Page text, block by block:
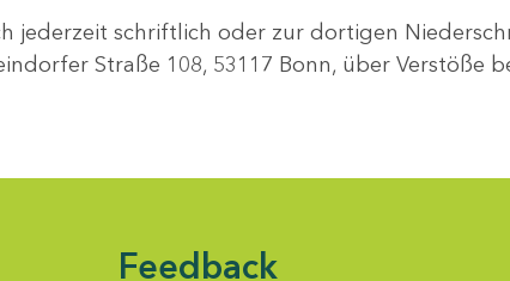
jederzeit schriftlich oder zur dortigen
Straße 108, 53117 Bonn, über Verstöße
Feedback